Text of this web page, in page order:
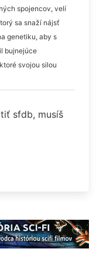
spojencov, velí
sa snaží nájsť
genetiku, aby s
bujnejúce
svojou silou
sfdb, musíš